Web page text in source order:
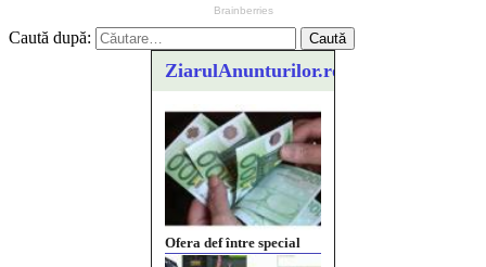
Caută după:
ZiarulAnunturilor.ro
Ofera def între special